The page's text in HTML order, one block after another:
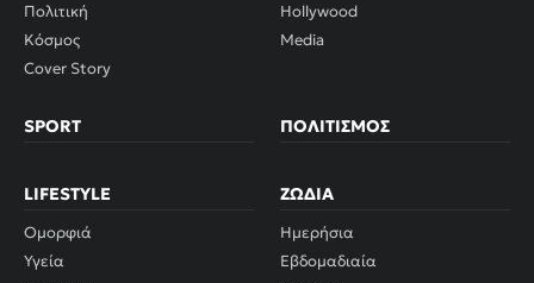
Πολιτική
Κόσμος
Cover Story
Hollywood
Media
SPORT ΠΟΛΙΤΙΣΜΌΣ
LIFESTYLE
Ομορφιά
Υγεία
ΖΏΔΙΑ
Ημερήσια
Εβδομαδιαία